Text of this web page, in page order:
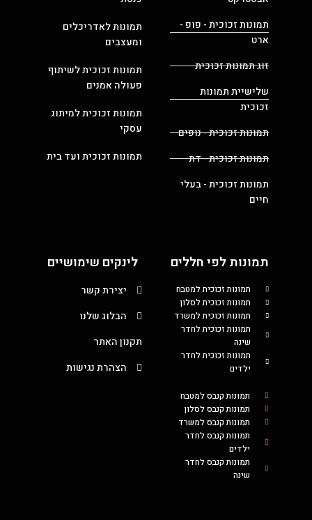
תמונות זכוכית - פופ -
ארט
זוג תמונות זכוכית
שלישיית תמונות
זכוכית
תמונות זכוכית - נופים
תמונות זכוכית - דת
תמונות זכוכית - בעלי
חיים
תמונות לאדריכלים
ומעצבים
תמונות זכוכית לשיתוף
פעולה אמנים
תמונות זכוכית למיתוג
עסקי
תמונות זכוכית ועד בית
תמונות לפי חללים
תמונות זכוכית למטבח
תמונות זכוכית לסלון
תמונות זכוכית למשרד
תמונות זכוכית לחדר
שינה
תמונות זכוכית לחדר
ילדים
תמונות קנבס למטבח
תמונות קנבס לסלון
תמונות קנבס למשרד
תמונות קנבס לחדר
ילדים
תמונות קנבס לחדר
שינה
לינקים שימושיים
יצירת קשר
הבלוג שלנו
תקנון האתר
הצהרת נגישות